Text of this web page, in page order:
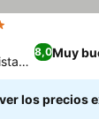
8,0Muy
los precios